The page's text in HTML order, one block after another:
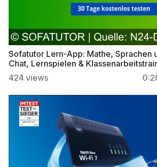
Sofatutor Lern-App: Mathe, Sprachen
Chat, Lernspielen &
424 views